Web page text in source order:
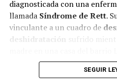
diagnosticada con una
llamada Síndrome de Rett.
vinculante a un cuadro de
deshidratación
sufrido
La mayor parte de su vida la
SEGUIR